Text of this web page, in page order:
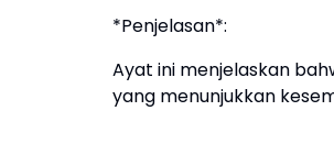
*Penjelasan*:
Ayat ini menjelaskan